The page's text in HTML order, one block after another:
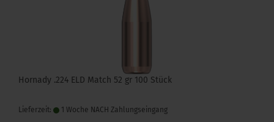
Hornady .224 ELD Match 52 gr 100 Stück
Lieferzeit: 1 Woche NACH Zahlungseingang